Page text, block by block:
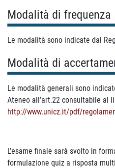
Modalità di frequenza
Le modalità sono indicate dal
Modalità di
Le modalità generali sono
Ateneo all’art.22 consultabile al
http://www.unicz.it/pdf/
L’esame finale sarà svolto in
formulazione quiz a risposta